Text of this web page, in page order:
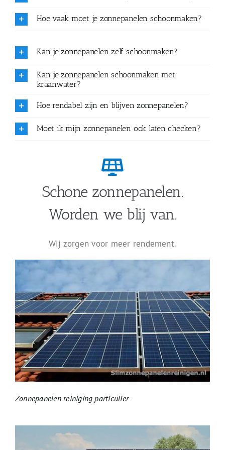
Hoe vaak moet je zonnepanelen schoonmaken?
Kan je zonnepanelen zelf schoonmaken?
Kan je zonnepanelen schoonmaken met
kraanwater?
Hoe rendabel zijn en blijven zonnepanelen?
Moet ik mijn zonnepanelen ook laten checken?
Schone zonnepanelen.
Worden we blij van.
Wij zorgen voor meer rendement.
Zonnepanelen reiniging particulier